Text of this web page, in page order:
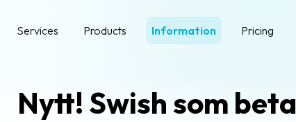
Services Products Information Pricing
Nytt! Swish som